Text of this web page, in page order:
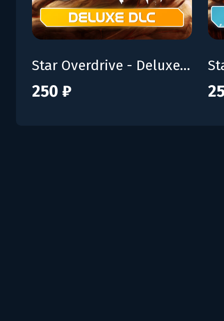
Star Overdrive - Deluxe DLC
250 ₽